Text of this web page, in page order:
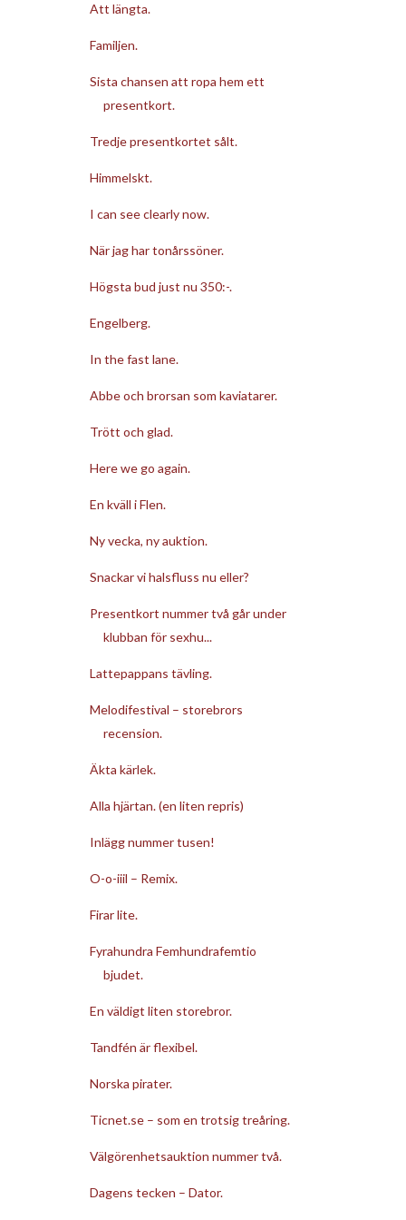
Att längta.
Familjen.
Sista chansen att ropa hem ett
presentkort.
Tredje presentkortet sålt.
Himmelskt.
I can see clearly now.
När jag har tonårssöner.
Högsta bud just nu 350:-.
Engelberg.
In the fast lane.
Abbe och brorsan som kaviatarer.
Trött och glad.
Here we go again.
En kväll i Flen.
Ny vecka, ny auktion.
Snackar vi halsfluss nu eller?
Presentkort nummer två går under
klubban för sexhu...
Lattepappans tävling.
Melodifestival – storebrors
recension.
Äkta kärlek.
Alla hjärtan. (en liten repris)
Inlägg nummer tusen!
O-o-iiil – Remix.
Firar lite.
Fyrahundra Femhundrafemtio
bjudet.
En väldigt liten storebror.
Tandfén är flexibel.
Norska pirater.
Ticnet.se – som en trotsig treåring.
Välgörenhetsauktion nummer två.
Dagens tecken – Dator.